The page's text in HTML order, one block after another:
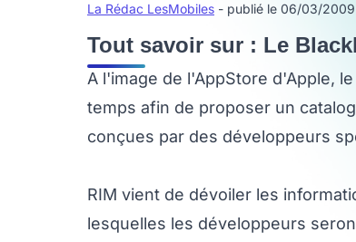
La Rédac LesMobiles - publié le 06/03/2009
Tout savoir sur : Le
A l'image de l'AppStore d'Apple,
temps afin de proposer un
conçues par des développeurs
RIM vient de dévoiler les
lesquelles les développeurs